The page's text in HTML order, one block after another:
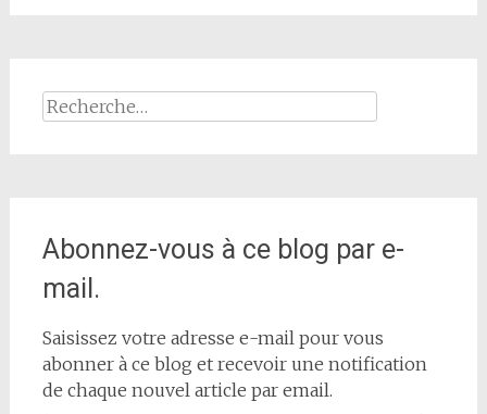
Rechercher :
Abonnez-vous à ce blog par e-
mail.
Saisissez votre adresse e-mail pour vous
abonner à ce blog et recevoir une notification
de chaque nouvel article par email.